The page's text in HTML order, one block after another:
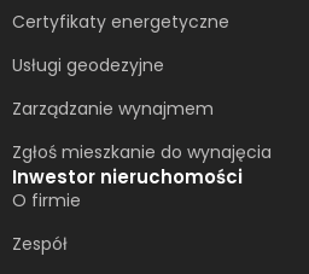
Certyfikaty energetyczne
Usługi geodezyjne
Zarządzanie wynajmem
Zgłoś mieszkanie do wynajęcia
Inwestor nieruchomości
O firmie
Zespół